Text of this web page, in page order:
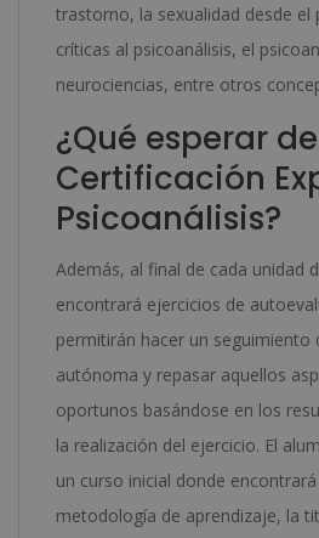
trastorno, la sexualidad desde el
críticas al psicoanálisis, el
neurociencias, entre otros
¿Qué esperar
Certificación
Psicoanálisis?
Además, al final de cada unidad
encontrará ejercicios de
permitirán hacer un seguimiento
autónoma y repasar aquellos
oportunos basándose en los
la realización del ejercicio. El
un curso inicial donde
metodología de aprendizaje, la